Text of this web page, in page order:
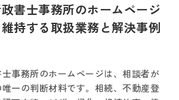
書士事務所のホームページ
持する取扱業務と解決事例
事務所のホームページは、相談者が
一の判断材料です。相続、不動産登